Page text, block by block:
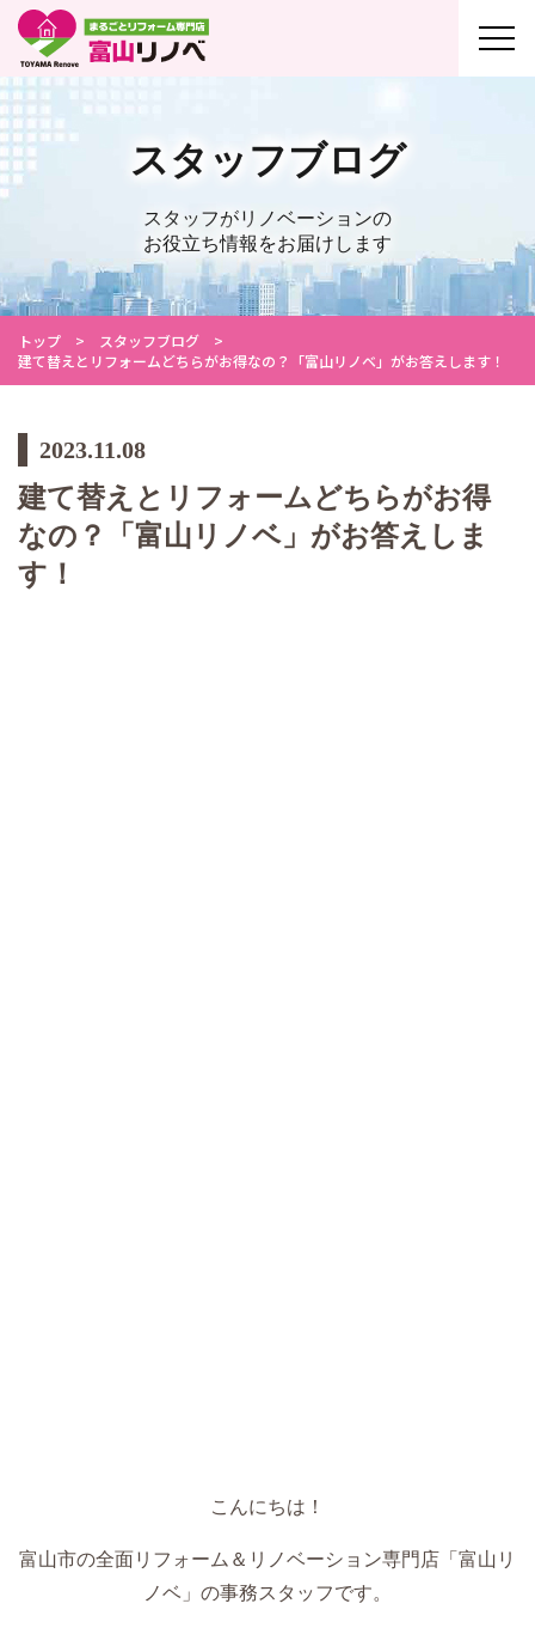
スタッフブログ
スタッフがリノベーションの
お役立ち情報をお届けします
トップ
スタッフブログ
建て替えとリフォームどちらがお得なの？「富山リノベ」がお答えします！
2023.11.08
建て替えとリフォームどちらがお得
なの？「富山リノベ」がお答えしま
す！
こんにちは！
富山市の全面リフォーム＆リノベーション専門店「富山リ
ノベ」の事務スタッフです。